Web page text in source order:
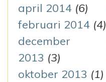
april 2014 (6)
februari 2014 (4)
december
2013 (3)
oktober 2013 (1)